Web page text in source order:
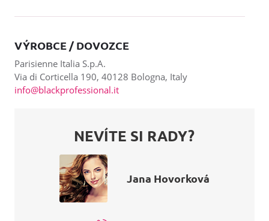
VÝROBCE / DOVOZCE
Parisienne Italia S.p.A.
Via di Corticella 190, 40128 Bologna, Italy
info@blackprofessional.it
NEVÍTE SI RADY?
Jana Hovorková